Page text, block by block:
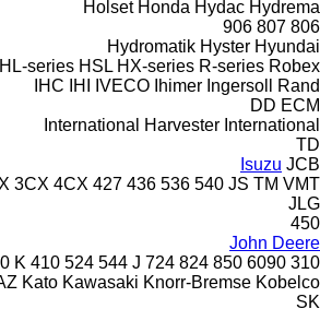
Holset Honda Hydac Hydrema
806
807
906
Hydromatik Hyster Hyundai
HL-series HSL HX-series R-series Robex
IHC
IHI IVECO Ihimer Ingersoll Rand
DD ECM
International Harvester International
TD
Isuzu JCB
3CX 4CX 427 436 536 540 JS TM VMT
JLG
450
John Deere
310 G
K 410 524 544 J 724 824 850 6090
Kato Kawasaki Knorr-Bremse Kobelco
SK